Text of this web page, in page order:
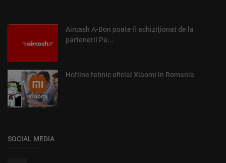
Aircash A-Bon poate fi achiziţionat de la
partenerii Pa...
Hotline tehnic oficial Xiaomi in Romania
SOCIAL MEDIA